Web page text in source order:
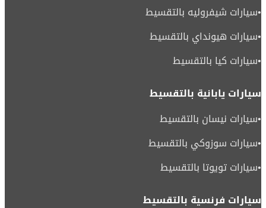
•سيارات شيفروليه بالتقسيط
•سيارات هيونداي بالتقسيط
•سيارات كيا بالتقسيط
سيارات يابانية بالتقسيط
•سيارات نيسان بالتقسيط
•سيارات سوزوكي بالتقسيط
•سيارات تويوتا بالتقسيط
سيارات فرنسية بالتقسيط